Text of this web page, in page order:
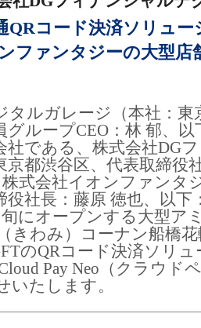
QRコード決済ソリュー
ファンタジーの大型店
タルガレージ（本社：東
グループCEO：林 郁、
社である、株式会社DG
京都渋谷区、代表取締役
式会社イオンファンタ
役社長：藤原 徳也、以
旬にオープンする大型ア
きわみ）コーナン船橋
のQRコード決済ソリュ
Pay Neo（クラウド
いたします。